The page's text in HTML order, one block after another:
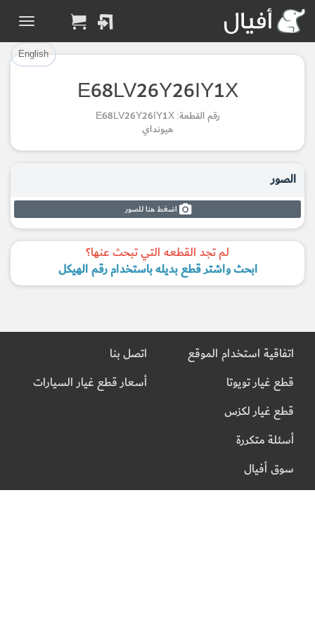
English
E68LV26Y26IY1X
رقم القطعة: E68LV26Y26IY1X
هيونداي
الصور
اضغط هنا للصور
لم تجد القطعه التي تبحث عنها؟
ابحث واشتر قطع بديله باستخدام رقم الهيكل
تم إضافة القطعة بنجاح.
الرجوع لصفحة البحث
Part Successfully
Selected
Return to Search Page
تم إضافة القطعة للسلة بنجاح.
إتمام عملية الشراء
Part Added to Cart
Checkout
اتفاقية استخدام الموقع
قطع غيار تويوتا
قطع غيار لكزس
أسئلة متكررة
سوق أفيال
اتصل بنا
أسعار قطع غيار السيارات